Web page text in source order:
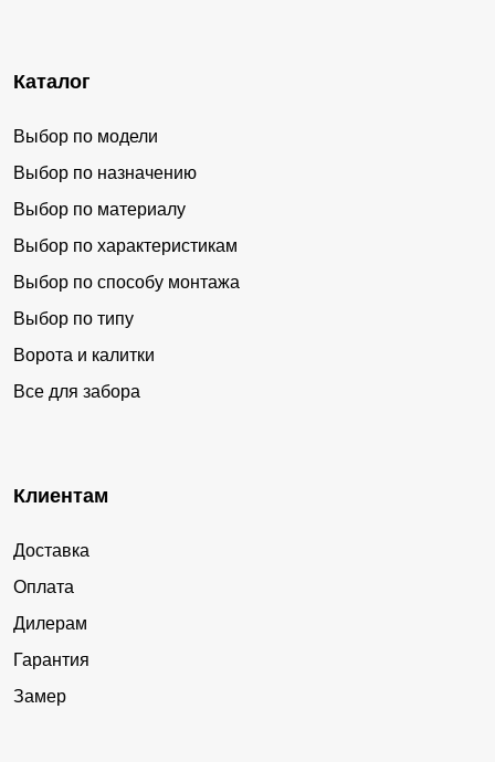
Каталог
Выбор по модели
Выбор по назначению
Выбор по материалу
Выбор по характеристикам
Выбор по способу монтажа
Выбор по типу
Ворота и калитки
Все для забора
Клиентам
Доставка
Оплата
Дилерам
Гарантия
Замер